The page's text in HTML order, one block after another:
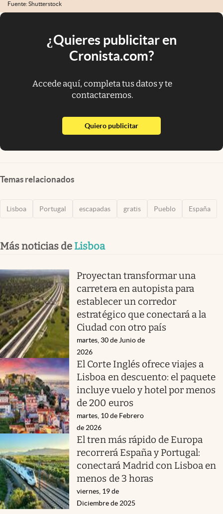
Fuente: Shutterstock
¿Quieres publicitar en
Cronista.com?
Accede aquí, completa tus datos y te
contactaremos.
Quiero publicitarabre en nueva pestaña
Temas relacionados
Lisboa Portugal escapadas gratis Pueblo España
Más noticias de Lisboa
Proyectan transformar una
carretera en autopista para
establecer un corredor
estratégico que conectará a la
Ciudad con otro país
martes, 30 de Junio de
2026
El Corte Inglés ofrece viajes a
Lisboa en descuento: el paquete
incluye vuelo y hotel por menos
de 200 euros
martes, 10 de Febrero
de 2026
El tren más rápido de Europa
recorrerá España y Portugal:
conectará Madrid con Lisboa en
menos de 3 horas
viernes, 19 de
Diciembre de 2025